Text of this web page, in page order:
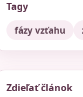
Tagy
fázy vzťahu
Zdieľať článok